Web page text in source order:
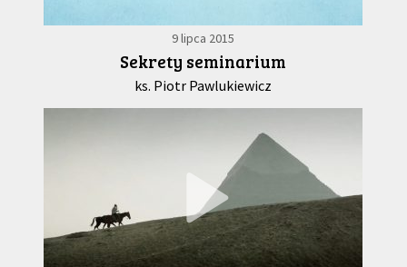
9 lipca 2015
Sekrety seminarium
ks. Piotr Pawlukiewicz